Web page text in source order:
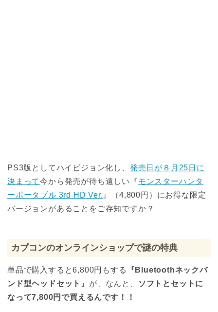
PS3版としてハイビジョン化し、 発売日が８月25日に
決まって今から発売が待ち遠しい『モンスターハンタ
ーポータブル 3rd HD Ver. 』（4,800円）にお得な限定
バージョンがあることをご存知ですか？
カプコンのオンラインショップで謎の特典
単品で購入すると6,800円もする
『Bluetoothネックバ
ンド型ヘッドセット』 が、なんと、
ソフトとセットに
なって7,800円で買えるんです！！